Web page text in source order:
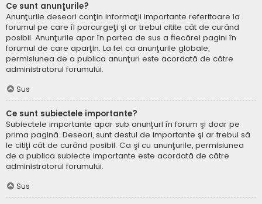
Ce sunt anunţurile?
Anunţurile deseori conţin informaţii importante referitoare la
forumul pe care îl parcurgeţi şi ar trebui citite cât de curând
posibil. Anunţurile apar în partea de sus a fiecărei pagini în
forumul de care aparţin. La fel ca anunţurile globale,
permisiunea de a publica anunţuri este acordată de către
administratorul forumului.
Sus
Ce sunt subiectele importante?
Subiectele importante apar sub anunţuri în forum şi doar pe
prima pagină. Deseori, sunt destul de importante şi ar trebui să
le citiţi cât de curând posibil. Ca şi cu anunţurile, permisiunea
de a publica subiecte importante este acordată de către
administratorul forumului.
Sus